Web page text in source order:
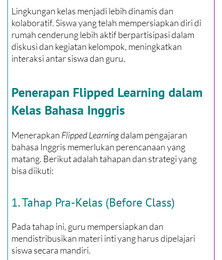
Lingkungan kelas menjadi lebih dinamis dan
kolaboratif. Siswa yang telah mempersiapkan diri di
rumah cenderung lebih aktif berpartisipasi dalam
diskusi dan kegiatan kelompok, meningkatkan
interaksi antar siswa dan guru.
Penerapan Flipped Learning dalam
Kelas Bahasa Inggris
Menerapkan Flipped Learningdalam pengajaran
bahasa Inggris memerlukan perencanaan yang
matang. Berikut adalah tahapan dan strategi yang
bisa diikuti:
1. Tahap Pra-Kelas (Before Class)
Pada tahap ini, guru mempersiapkan dan
mendistribusikan materi inti yang harus dipelajari
siswa secara mandiri.